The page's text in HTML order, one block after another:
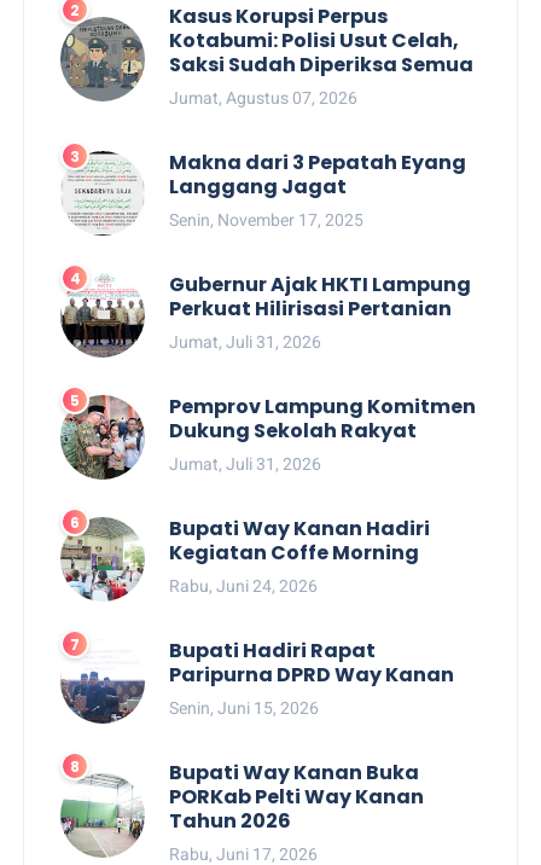
Kasus Korupsi Perpus
Kotabumi: Polisi Usut Celah,
Saksi Sudah Diperiksa Semua
Jumat, Agustus 07, 2026
Makna dari 3 Pepatah Eyang
Langgang Jagat
Senin, November 17, 2025
Gubernur Ajak HKTI Lampung
Perkuat Hilirisasi Pertanian
Jumat, Juli 31, 2026
Pemprov Lampung Komitmen
Dukung Sekolah Rakyat
Jumat, Juli 31, 2026
Bupati Way Kanan Hadiri
Kegiatan Coffe Morning
Rabu, Juni 24, 2026
Bupati Hadiri Rapat
Paripurna DPRD Way Kanan
Senin, Juni 15, 2026
Bupati Way Kanan Buka
PORKab Pelti Way Kanan
Tahun 2026
Rabu, Juni 17, 2026